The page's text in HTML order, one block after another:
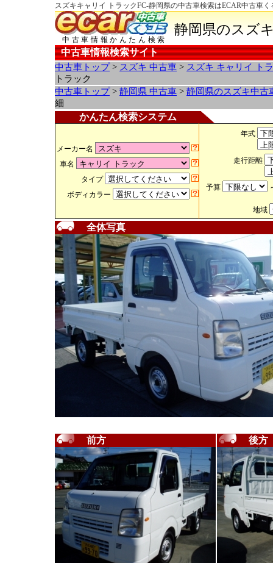
スズキキャリイ トラックFC-静岡県の中古車検索はECAR中古車く
中古車情報かんたん検索
静岡県のスズ
中古車情報検索サイト
中古車トップ> スズキ 中古車 > スズキ キャリイ ト
トラック
中古車トップ> 静岡県 中古車 > 静岡県のスズキ中古
細
かんたん検索システム
メーカー名
車名
タイプ
ボディカラー
年式
走行距離
予算
地域
全体写真
前方 後方